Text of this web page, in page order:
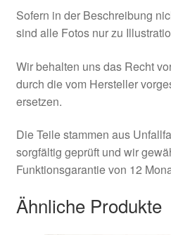
Sofern in der Beschreibung
sind alle Fotos nur zu
Wir behalten uns das Recht
durch die vom Hersteller
ersetzen.
Die Teile stammen aus
sorgfältig geprüft und wir
Funktionsgarantie von 12
Ähnliche Produkte